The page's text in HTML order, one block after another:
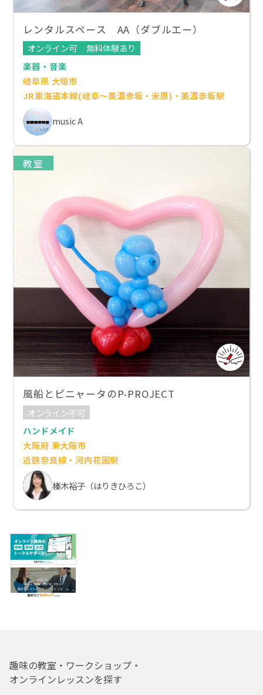
レンタルスペース AA（ダブルエー）
オンライン可
無料体験あり
楽器・音楽
岐阜県 大垣市
JR東海道本線(岐阜～美濃赤坂・米原)・美濃赤坂駅
music A
教室
風船とピニャータのP-PROJECT
オンライン不可
ハンドメイド
大阪府 東大阪市
近鉄奈良線・河内花園駅
榛木裕子（はりきひろこ）
趣味の教室・ワークショップ・
オンラインレッスンを探す